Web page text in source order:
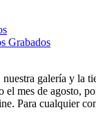
Grabados
nuestra galería y la
el mes de agosto,
Para cualquier